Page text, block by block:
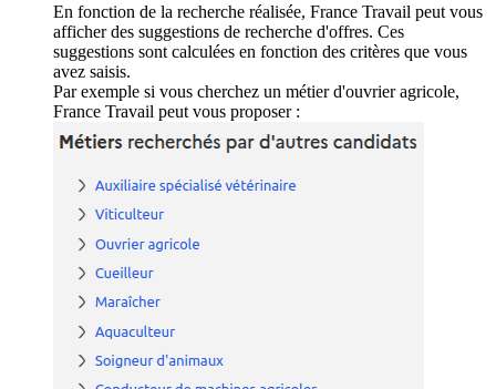
En fonction de la recherche réalisée, France Travail peut vous
afficher des suggestions de recherche d'offres. Ces
suggestions sont calculées en fonction des critères que vous
avez saisis.
Par exemple si vous cherchez un métier d'ouvrier agricole,
France Travail peut vous proposer :